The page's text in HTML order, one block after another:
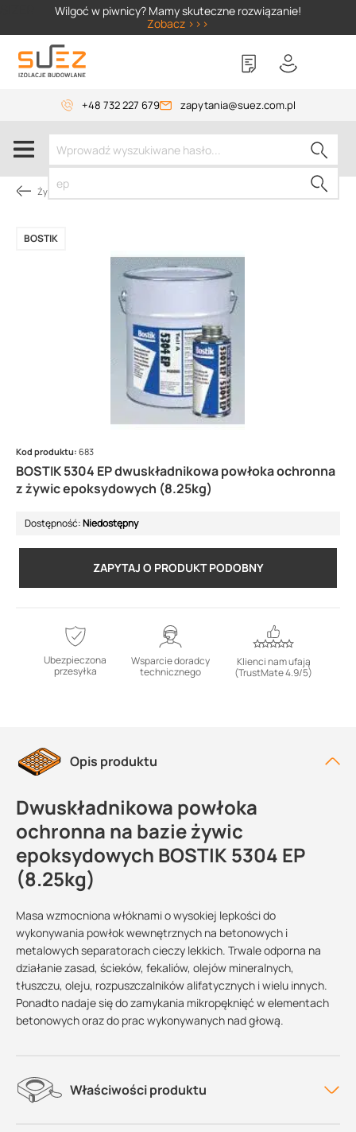
Wilgoć w piwnicy? Mamy skuteczne rozwiązanie!
Zobacz >>>
+48 732 227 679 zapytania@suez.com.pl
Żywice
BOSTIK 5304 EP dwuskładnikowa powłoka ochronna
z żywic epoksydowych (8.25kg)
BOSTIK
Kod produktu: 683
Dostępność:Niedostępny
ZAPYTAJ O PRODUKT PODOBNY
Ubezpieczona
przesyłka
Wsparcie doradcy
technicznego
Klienci nam ufają
(TrustMate 4.9/5)
Opis produktu
Dwuskładnikowa powłoka
ochronna na bazie żywic
epoksydowych BOSTIK 5304 EP
(8.25kg)
Masa wzmocniona włóknami o wysokiej lepkości do
wykonywania powłok wewnętrznych na betonowych i
metalowych separatorach cieczy lekkich. Trwale odporna na
działanie zasad, ścieków, fekaliów, olejów mineralnych,
tłuszczu, oleju, rozpuszczalników alifatycznych i wielu innych.
Ponadto nadaje się do zamykania mikropęknięć w elementach
betonowych oraz do prac wykonywanych nad głową.
Właściwości produktu